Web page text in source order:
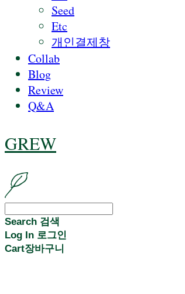
Seed
Etc
개인결제창
Collab
Blog
Review
Q&A
GREW
Search 검색
Log In 로그인
Cart장바구니